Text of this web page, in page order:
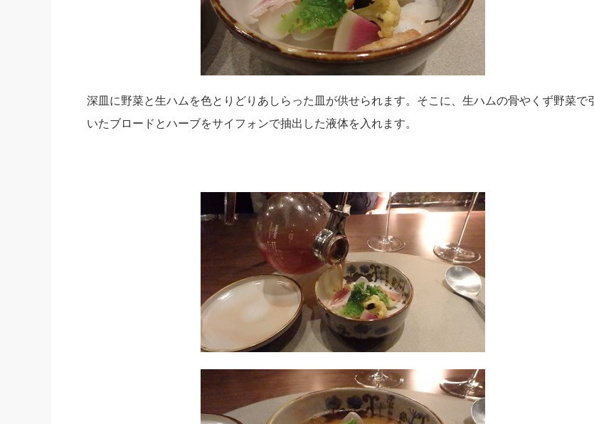
深皿に野菜と生ハムを色とりどりあしらった皿が供せられます。そこに、生ハムの骨やくず野菜で引
いたブロードとハーブをサイフォンで抽出した液体を入れます。